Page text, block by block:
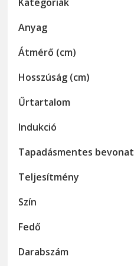
Anyag
Átmérő (cm)
Hosszúság (cm)
Űrtartalom
Indukció
Tapadásmentes bevonat
Teljesítmény
Szín
Fedő
Darabszám